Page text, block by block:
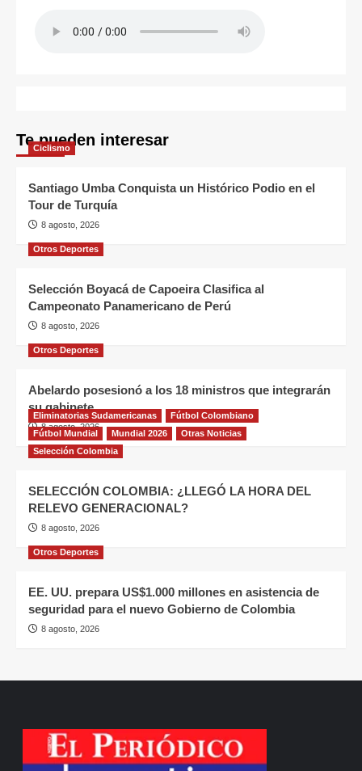
Te pueden interesar
Ciclismo
Santiago Umba Conquista un Histórico Podio en el
Tour de Turquía
8 agosto, 2026
Otros Deportes
Selección Boyacá de Capoeira Clasifica al
Campeonato Panamericano de Perú
8 agosto, 2026
Otros Deportes
Abelardo posesionó a los 18 ministros que integrarán
su gabinete
8 agosto, 2026
Eliminatorias Sudamericanas
Fútbol Colombiano
Fútbol Mundial
Mundial 2026
Otras Noticias
Selección Colombia
SELECCIÓN COLOMBIA: ¿LLEGÓ LA HORA DEL
RELEVO GENERACIONAL?
8 agosto, 2026
Otros Deportes
EE. UU. prepara US$1.000 millones en asistencia de
seguridad para el nuevo Gobierno de Colombia
8 agosto, 2026